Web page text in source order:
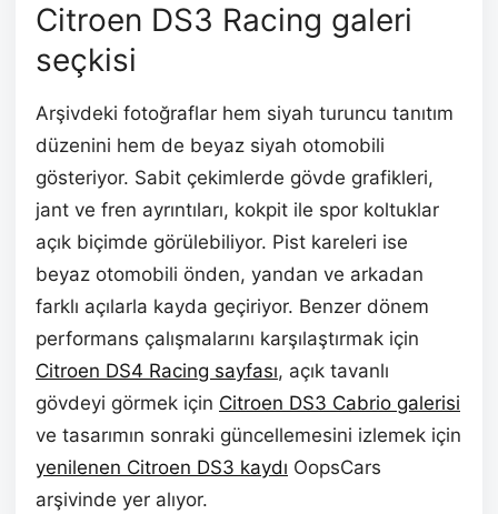
Citroen DS3 Racing galeri
seçkisi
Arşivdeki fotoğraflar hem siyah turuncu tanıtım
düzenini hem de beyaz siyah otomobili
gösteriyor. Sabit çekimlerde gövde grafikleri,
jant ve fren ayrıntıları, kokpit ile spor koltuklar
açık biçimde görülebiliyor. Pist kareleri ise
beyaz otomobili önden, yandan ve arkadan
farklı açılarla kayda geçiriyor. Benzer dönem
performans çalışmalarını karşılaştırmak için
Citroen DS4 Racing sayfası, açık tavanlı
gövdeyi görmek için Citroen DS3 Cabrio galerisi
ve tasarımın sonraki güncellemesini izlemek için
yenilenen Citroen DS3 kaydı OopsCars
arşivinde yer alıyor.